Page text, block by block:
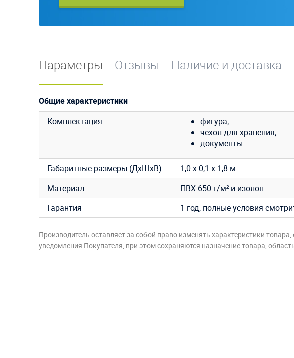
Параметры Отзывы Наличие и доставка
Общие характеристики
Комплектация
фигура;
чехол для хранения;
документы.
Габаритные размеры (ДхШхВ)
1,0 х 0,1 х 1,8 м
Материал
ПВХ 650 г/м² и изолон
Гарантия
1 год, полные условия
Производитель оставляет за собой право изменять характеристики
уведомления Покупателя, при этом сохраняются назначение товара,